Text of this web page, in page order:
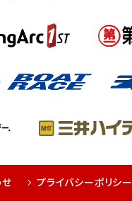
プライバシーポリシー